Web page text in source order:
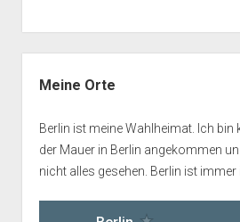
Meine Orte
Berlin ist meine Wahlheimat. Ich bin
der Mauer in Berlin angekommen
nicht alles gesehen. Berlin ist immer